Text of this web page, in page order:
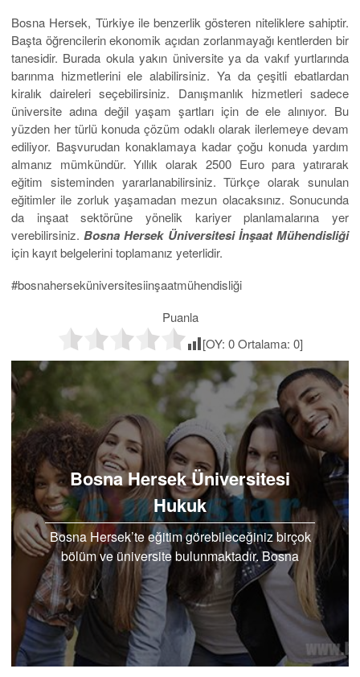
Bosna Hersek, Türkiye ile benzerlik gösteren niteliklere sahiptir.
Başta öğrencilerin ekonomik açıdan zorlanmayağı kentlerden bir
tanesidir. Burada okula yakın üniversite ya da vakıf yurtlarında
barınma hizmetlerini ele alabilirsiniz. Ya da çeşitli ebatlardan
kiralık daireleri seçebilirsiniz. Danışmanlık hizmetleri sadece
üniversite adına değil yaşam şartları için de ele alınıyor. Bu
yüzden her türlü konuda çözüm odaklı olarak ilerlemeye devam
ediliyor. Başvurudan konaklamaya kadar çoğu konuda yardım
almanız mümkündür. Yıllık olarak 2500 Euro para yatırarak
eğitim sisteminden yararlanabilirsiniz. Türkçe olarak sunulan
eğitimler ile zorluk yaşamadan mezun olacaksınız. Sonucunda
da inşaat sektörüne yönelik kariyer planlamalarına yer
verebilirsiniz.Bosna Hersek Üniversitesi İnşaat Mühendisliği
için kayıt belgelerini toplamanız yeterlidir.
#bosnaherseküniversitesiinşaatmühendisliği
Puanla
[OY: 0Ortalama: 0]
Bosna Hersek Üniversitesi
Hukuk
Bosna Hersek’te eğitim görebileceğiniz birçok
bölüm ve üniversite bulunmaktadır. Bosna
Hersek üniversitesi hukuk bölümü ile sizlere
Türkçe eğitim..